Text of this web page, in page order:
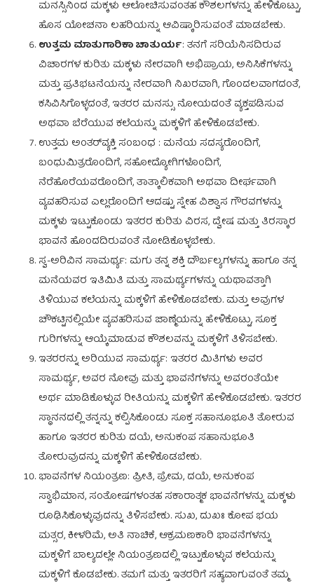
ಮನಸ್ಸಿನಿಂದ ಮಕ್ಕಳು ಆಲೋಚಿಸುವಂತಹ ಕೌಶಲಗಳನ್ನು ಹೇಳಿಕೊಟ್ಟು,
ಹೊಸ ಯೋಚನಾ ಲಹರಿಯನ್ನು ಆವಿಷ್ಕಾರಿಸುವಂತೆ ಮಾಡಬೇಕು.
ಉತ್ತಮ ಮಾತುಗಾರಿಕಾ ಚಾತುರ್ಯ: ತನಗೆ ಸರಿಯೆನಿಸದಿರುವ
ವಿಚಾರಗಳ ಕುರಿತು ಮಕ್ಕಳು ನೇರವಾಗಿ ಅಭಿಪ್ರಾಯ, ಅನಿಸಿಕೆಗಳನ್ನು
ಮತ್ತು ಪ್ರತಿಭಟನೆಯನ್ನು ನೇರವಾಗಿ ನಿಖರವಾಗಿ, ಗೊಂದಲವಾಗದಂತೆ,
ಕಸಿವಿಸಿಗೊಳ್ಳದಂತೆ, ಇತರರ ಮನಸ್ಸು ನೋಯದಂತೆ ವ್ಯಕ್ತಪಡಿಸುವ
ಅಥವಾ ಬೆರೆಯುವ ಕಲೆಯನ್ನು ಮಕ್ಕಳಿಗೆ ಹೇಳಿಕೊಡಬೇಕು.
ಉತ್ತಮ ಅಂತರ್‌ವ್ಯಕ್ತಿ ಸಂಬಂಧ : ಮನೆಯ ಸದಸ್ಯರೊಂದಿಗೆ,
ಬಂಧುಮಿತ್ರರೊಂದಿಗೆ, ಸಹೋದ್ಯೋಗಿಗಳೊಂದಿಗೆ,
ನೆರೆಹೊರೆಯವರೊಂದಿಗೆ, ತಾತ್ಕಾಲಿಕವಾಗಿ ಅಥವಾ ದೀರ್ಘವಾಗಿ
ವ್ಯವಹರಿಸುವ ಎಲ್ಲರೊಂದಿಗೆ ಆದಷ್ಟು ಸ್ನೇಹ ವಿಶ್ವಾಸ ಗೌರವಗಳನ್ನು
ಮಕ್ಕಳು ಇಟ್ಟುಕೊಂಡು ಇತರರ ಕುರಿತು ವಿರಸ, ದ್ವೇಷ ಮತ್ತು ತಿರಸ್ಕಾರ
ಭಾವನೆ ಹೊಂದದಿರುವಂತೆ ನೋಡಿಕೊಳ್ಳಬೇಕು.
ಸ್ವ-ಅರಿವಿನ ಸಾಮರ್ಥ್ಯ: ಮಗು ತನ್ನ ಶಕ್ತಿ ದೌರ್ಬಲ್ಯಗಳನ್ನು ಹಾಗೂ ತನ್ನ
ಮನೆಯವರ ಇತಿಮಿತಿ ಮತ್ತು ಸಾಮರ್ಥ್ಯಗಳನ್ನು ಯಥಾವತ್ತಾಗಿ
ತಿಳಿಯುವ ಕಲೆಯನ್ನು ಮಕ್ಕಳಿಗೆ ಹೇಳಿಕೊಡಬೇಕು. ಮತ್ತು ಅವುಗಳ
ಚೌಕಟ್ಟಿನಲ್ಲಿಯೇ ವ್ಯವಹರಿಸುವ ಜಾಣ್ಮೆಯನ್ನು ಹೇಳಿಕೊಟ್ಟು, ಸೂಕ್ತ
ಗುರಿಗಳನ್ನು ಆಯ್ಕೆಮಾಡುವ ಕೌಶಲವನ್ನು ಮಕ್ಕಳಿಗೆ ತಿಳಿಸಬೇಕು.
ಇತರರನ್ನು ಅರಿಯುವ ಸಾಮರ್ಥ್ಯ: ಇತರರ ಮಿತಿಗಳು ಅವರ
ಸಾಮರ್ಥ್ಯ, ಅವರ ನೋವು ಮತ್ತು ಭಾವನೆಗಳನ್ನು ಅವರಂತೆಯೇ
ಅರ್ಥ ಮಾಡಿಕೊಳ್ಳುವ ರೀತಿಯನ್ನು ಮಕ್ಕಳಿಗೆ ಹೇಳಿಕೊಡಬೇಕು. ಇತರರ
ಸ್ಥಾನನದಲ್ಲಿ ತನ್ನನ್ನು ಕಲ್ಪಿಸಿಕೊಂಡು ಸೂಕ್ತ ಸಹಾನೂಭೂತಿ ತೋರುವ
ಹಾಗೂ ಇತರರ ಕುರಿತು ದಯೆ, ಅನುಕಂಪ ಸಹಾನುಭೂತಿ
ತೋರುವುದನ್ನು ಮಕ್ಕಳಿಗೆ ಹೇಳಿಕೊಡಬೇಕು.
ಭಾವನೆಗಳ ನಿಯಂತ್ರಣ: ಪ್ರೀತಿ, ಪ್ರೇಮ, ದಯೆ, ಅನುಕಂಪ
ಸ್ವಾಭಿಮಾನ, ಸಂತೋಷಗಳಂತಹ ಸಕಾರಾತ್ಮಕ ಭಾವನೆಗಳನ್ನು ಮಕ್ಕಳು
ರೂಢಿಸಿಕೊಳ್ಳುವುದನ್ನು ತಿಳಿಸಬೇಕು. ಸುಖ, ದುಖಃ ಕೋಪ ಭಯ
ಮತ್ಸರ, ಕೀಳರಿಮೆ, ಅತಿ ನಾಚಿಕೆ, ಆಕ್ರಮಣಕಾರಿ ಭಾವನೆಗಳನ್ನು
ಮಕ್ಕಳಿಗೆ ಬಾಲ್ಯದಲ್ಲೇ ನಿಯಂತ್ರಣದಲ್ಲಿ ಇಟ್ಟುಕೊಳ್ಳುವ ಕಲೆಯನ್ನು
ಮಕ್ಕಳಿಗೆ ಕೊಡಬೇಕು. ತಮಗೆ ಮತ್ತು ಇತರರಿಗೆ ಸಹ್ಯವಾಗುವಂತೆ ತಮ್ಮ